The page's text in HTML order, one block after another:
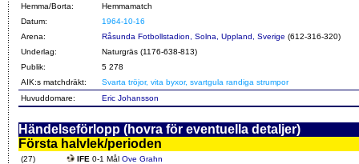
Hemma/Borta:
Hemmamatch
Datum:
1964-10-16
Arena:
Råsunda Fotbollstadion, Solna, Uppland, Sverige (612-316-320)
Underlag:
Naturgräs (1176-638-813)
Publik:
5 278
AIK:s matchdräkt:
Svarta tröjor, vita byxor, svartgula randiga strumpor
Huvuddomare:
Eric Johansson
Händelseförlopp (hovra för eventuella detaljer)
Första halvlek/perioden
(27) IFE 0-1 Mål Ove Grahn